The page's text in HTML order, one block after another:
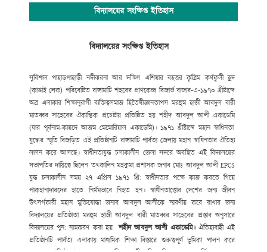
প্রতিষ্ঠাতা বিশিষ্ট সমাজ সেবক শ্রদ্ধেয় মরহুম হাজী আবদুল বারী
কৃতি সন্তান হাজী মোঃ মুছা মাতব্বর (আজীবন দাতা সদস্য) বিদ্যালয় পরিচালনা
,শিক্ষার্থীদের সুযোগ-সুবিধা বৃদ্ধি
JSC
তে ধারাবাহিক উন্নয়ন
বিদ্যমান। সহপাঠক্রমিক কার্যক্রমে (ক্রীড়া ও
সংস্কৃতিতে) রয়েছে অত্র
বিদ্যালয়ের দীর্ঘ দিনের ঐতিহ্য।
বিদ্যালয়ের সংক্ষিপ্ত ইতিহাস
বিদ্যালয়ের সংক্ষিপ্ত ইতিহাস
সুবিশাল পাহাড়পাহাড়ী নদীঝরনা আর দক্ষিণ এশিয়ার বহত্তর কৃত্রিম কর্ণফুলী হ্রদ
(কাপ্তাই লেক) পরিবেষ্টিত রাঙ্গামাটি শহরের প্রাণকেন্দ্র রিজার্ভ বাজার-এ-১৯৭০ খ্রীষ্টাব্দে
অত্র এলাকার শিক্ষানুরাগী ব্যক্তিত্বসমাজ হিতৈষীজ্ঞানতাপস মরহুম হাজী আবদুল বারী
মাতব্বর সাহেবের ঐকান্তিক প্রচেষ্টায় প্রতিষ্ঠিত হয় শহীদ আবদুল আলী একাডেমি
(যার পূর্বনাম-কায়দে আজম মেমোরিয়াল একাডেমি)। ১৯৭১ খ্রীষ্টাব্দে মহান স্বাধিনতা
যুদ্ধের স্মৃতি বিজড়িত এই প্রতিষ্ঠানটি রাঙ্গামাটি পার্বত্য জেলায় মহান স্বাধিনতার ঐতিহ্য
লালন করে আসছে। স্বাধীনতাযুদ্ধ চলাকালীন জেলা সদরে অবস্থিত এই বিদ্যালয়ের
সভাপতির দায়িত্বে ছিলেন তৎকালিন মহকুমা প্রশাসক জনাব মোঃ আবদুল আলীEPCS
যুদ্ধ চলাকালীন সময় ২৭ এপ্রিল ১৯৭১ খ্রি: স্বাধীনতার পক্ষে কাজ করতে গিয়ে
পাকহানাদারদের হাতে নির্মমভাবে নিহত হন। স্বাধীনতাত্তোর দেশের জন্য জীবন
উৎসর্গকারী মহান মুক্তিযোদ্ধা জনাব আবদুল আলীকে স্মরণীয় করে রাখার জন্য
বিদ্যালয়ের প্রতিষ্ঠাতা মরহুম হাজী আবদুল বারী মাতব্বর সাহেবের প্রস্তাব অনুসারে
বিদ্যালয়ের পুন: নামকরণ করা হয়
শহীদ আবদুল আলী একাডেমি। ঐতিহ্যবাহী এই
প্রতিষ্ঠানটি পার্বত্য এলাকায় মাধ্যমিক শিক্ষা বিস্তারে গুরুত্বপূর্ণ ভূমিকা পালন করে